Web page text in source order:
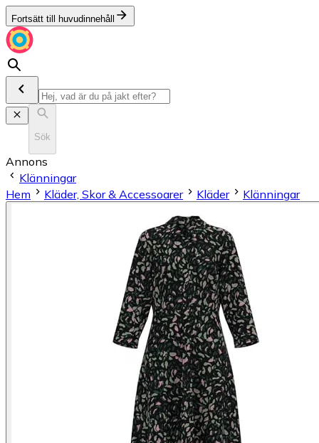
Fortsätt till huvudinnehåll
Sök
Annons
Klänningar
Hem
Kläder, Skor & Accessoarer Kläder Klänningar